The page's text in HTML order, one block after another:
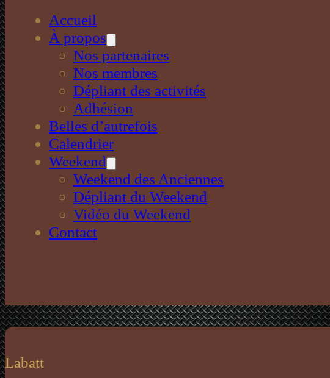
Accueil
À propos
Nos partenaires
Nos membres
Dépliant des activités
Adhésion
Belles d’autrefois
Calendrier
Weekend
Weekend des Anciennes
Dépliant du Weekend
Vidéo du Weekend
Contact
Labatt